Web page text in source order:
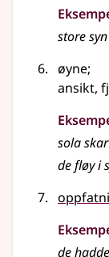
storesyn
øyne;
ansikt,
sola
de fløy i
de